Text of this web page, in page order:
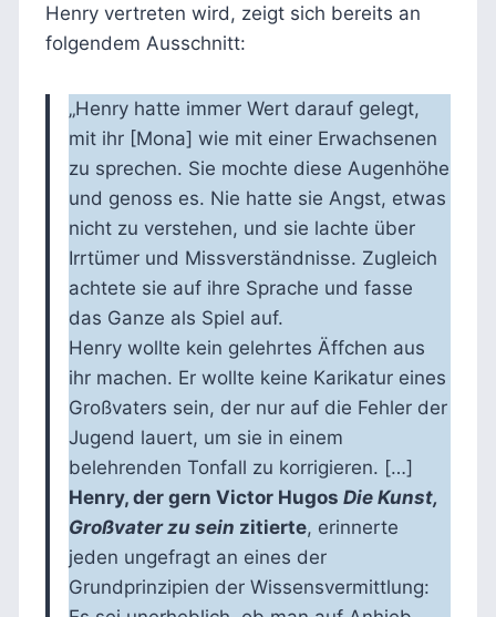
Henry vertreten wird, zeigt sich bereits an
folgendem Ausschnitt:
„Henry hatte immer Wert darauf gelegt,
mit ihr [Mona] wie mit einer Erwachsenen
zu sprechen. Sie mochte diese Augenhöhe
und genoss es. Nie hatte sie Angst, etwas
nicht zu verstehen, und sie lachte über
Irrtümer und Missverständnisse. Zugleich
achtete sie auf ihre Sprache und fasse
das Ganze als Spiel auf.
Henry wollte kein gelehrtes Äffchen aus
ihr machen. Er wollte keine Karikatur eines
Großvaters sein, der nur auf die Fehler der
Jugend lauert, um sie in einem
belehrenden Tonfall zu korrigieren. […]
Henry, der gern Victor Hugos Die Kunst,
Großvater zu sein zitierte, erinnerte
jeden ungefragt an eines der
Grundprinzipien der Wissensvermittlung: